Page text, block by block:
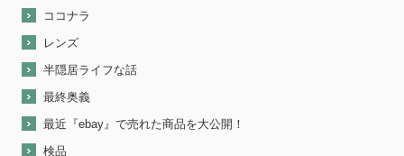
ココナラ
レンズ
半隠居ライフな話
最終奥義
最近『ebay』で売れた商品を大公開！
検品